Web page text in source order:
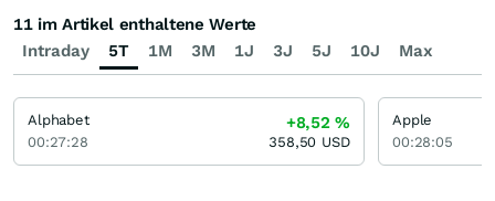
Intraday 5T 1M 3M 1J 3J 5J 10J Max
11 im Artikel enthaltene Werte
Alphabet
00:27:28
+8,52%
358,50 USD
Apple
00:28:05